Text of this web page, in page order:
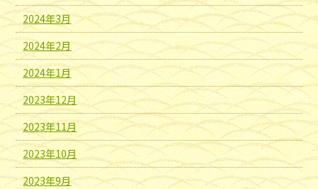
2024年3月
2024年2月
2024年1月
2023年12月
2023年11月
2023年10月
2023年9月